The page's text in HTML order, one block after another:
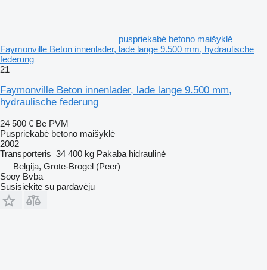
puspriekabė betono maišyklė
Faymonville Beton innenlader, lade lange 9.500 mm, hydraulische
federung
21
Faymonville Beton innenlader, lade lange 9.500 mm,
hydraulische federung
24 500 € Be PVM
Puspriekabė betono maišyklė
2002
Transporteris 34 400 kg Pakaba hidraulinė
Belgija, Grote-Brogel (Peer)
Sooy Bvba
Susisiekite su pardavėju